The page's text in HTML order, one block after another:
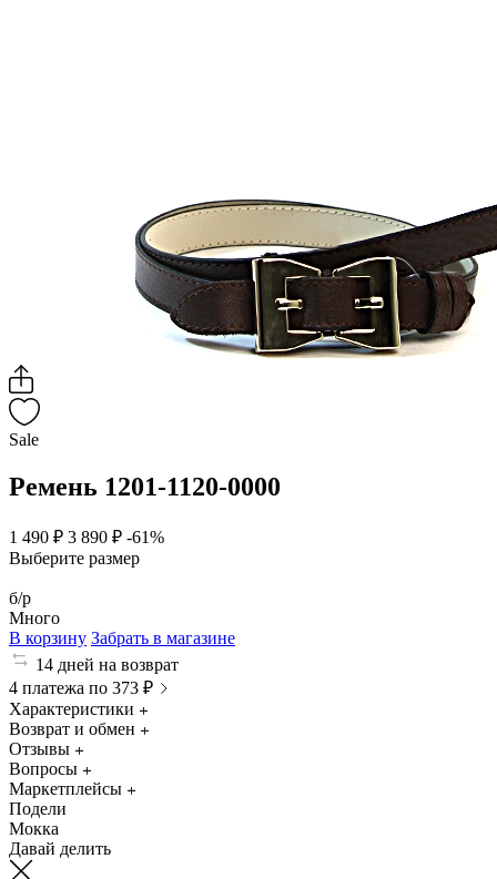
Sale
Ремень 1201-1120-0000
1 490 ₽ 3 890 ₽ -61%
Выберите размер
б/р
Много
В корзину Забрать в магазине
14 дней на возврат
4 платежа по 373 ₽
Характеристики
Возврат и обмен
Отзывы
Вопросы
Маркетплейсы
Подели
Мокка
Давай делить